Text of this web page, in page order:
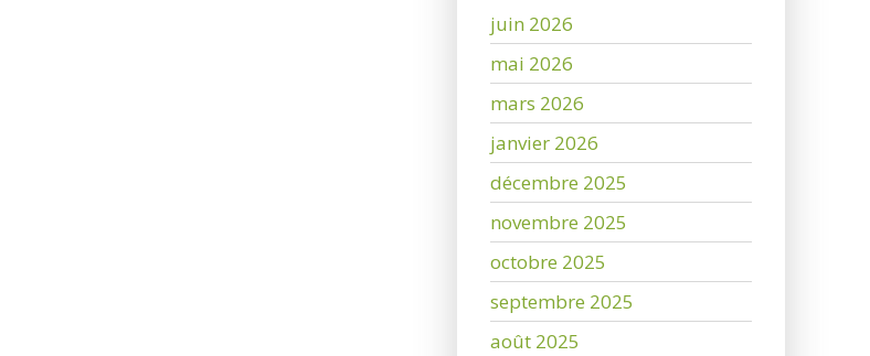
juin 2026
mai 2026
mars 2026
janvier 2026
décembre 2025
novembre 2025
octobre 2025
septembre 2025
août 2025